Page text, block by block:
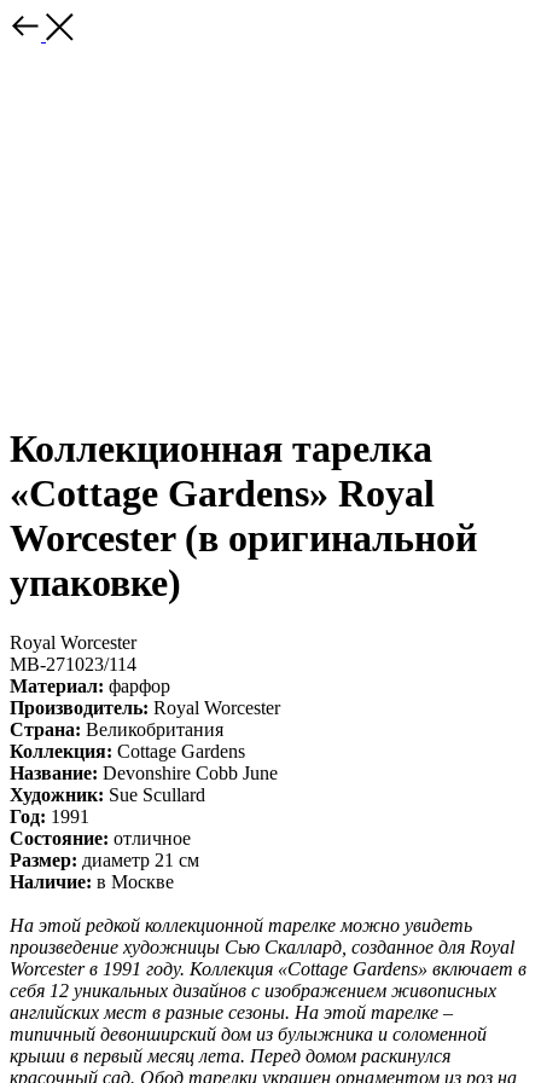
Коллекционная тарелка
«Cottage Gardens» Royal
Worcester (в оригинальной
упаковке)
Royal Worcester
MB-271023/114
Материал: фарфор
Производитель: Royal Worcester
Страна: Великобритания
Коллекция: Cottage Gardens
Название: Devonshire Cobb June
Художник: Sue Scullard
Год: 1991
Состояние: отличное
Размер: диаметр 21 см
Наличие: в Москве
На этой редкой коллекционной тарелке можно увидеть
произведение художницы Сью Скаллард, созданное для Royal
Worcester в 1991 году. Коллекция «Cottage Gardens» включает в
себя 12 уникальных дизайнов с изображением живописных
английских мест в разные сезоны. На этой тарелке –
типичный девонширский дом из булыжника и соломенной
крыши в первый месяц лета. Перед домом раскинулся
красочный сад. Обод тарелки украшен орнаментом из роз на